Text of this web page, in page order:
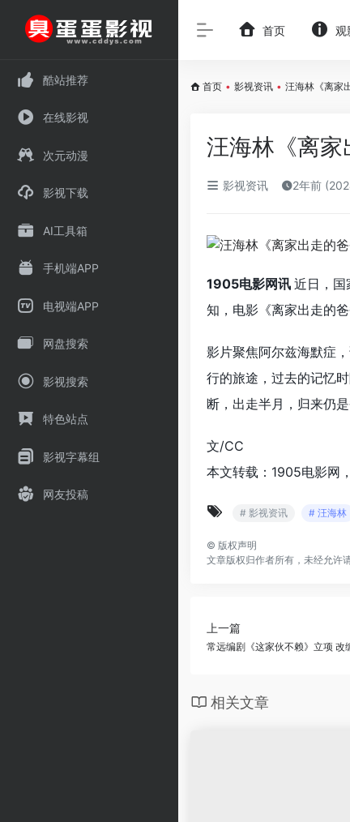
酷站推荐
在线影视
次元动漫
影视下载
AI工具箱
手机端APP
电视端APP
网盘搜索
影视搜索
特色站点
影视字幕组
网友投稿
首页 观
首页 • 影视资讯 • 汪海林《离家
汪海林《离
影视资讯 2年前
1905电影网讯 近日，国
知，电影《离家出走的
影片聚焦阿尔兹海默症
行的旅途，过去的记忆
断，出走半月，归来仍是
文/CC
本文转载：1905电影网
# 影视资讯 # 汪海林
© 版权声明
文章版权归作者所有，未经允许
上一篇
常远编剧《这家伙不赖》立项 改
相关文章